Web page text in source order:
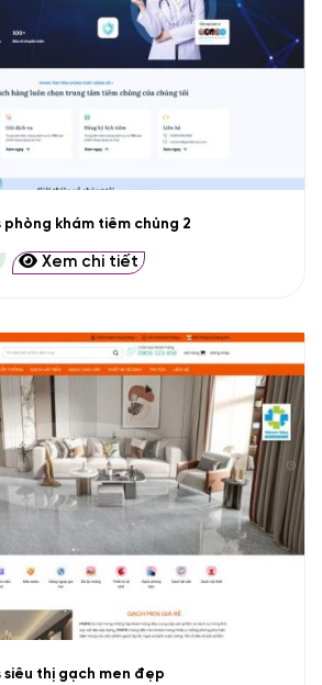
khám tiêm chủng 2
Xem chi tiết
thị gạch men đẹp